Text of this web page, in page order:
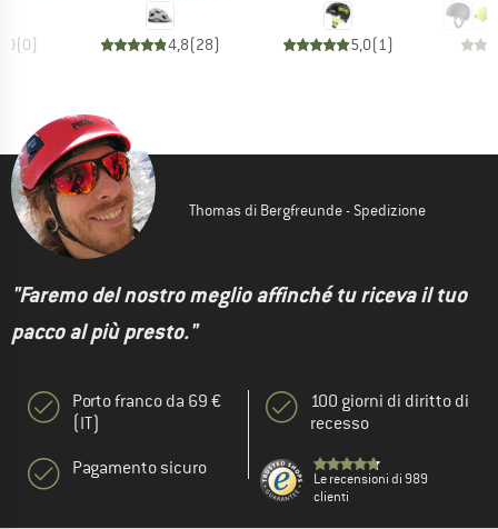
(0) 4,8(28) 5,0(1)
Thomas di Bergfreunde - Spedizione
"Faremo del nostro meglio affinché tu riceva il tuo
pacco al più presto."
Porto franco da 69 €
(IT)
Pagamento sicuro
100 giorni di diritto di
recesso
Le recensioni di 989
clienti